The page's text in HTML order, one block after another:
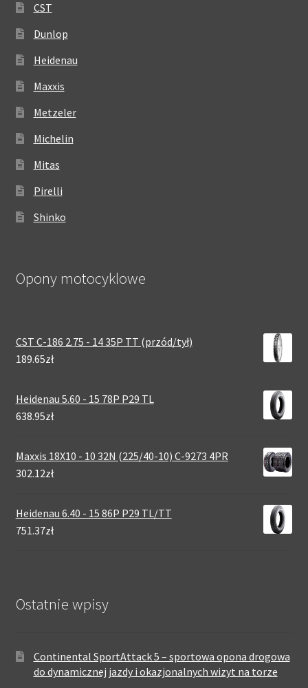
CST
Dunlop
Heidenau
Maxxis
Metzeler
Michelin
Mitas
Pirelli
Shinko
Opony motocyklowe
CST C-186 2.75 - 14 35P TT (przód/tył)
189.65zł
Heidenau 5.60 - 15 78P P29 TL
638.95zł
Maxxis 18X10 - 10 32N (225/40-10) C-9273 4PR
302.12zł
Heidenau 6.40 - 15 86P P29 TL/TT
751.37zł
Ostatnie wpisy
Continental SportAttack 5 – sportowa opona drogowa
do dynamicznej jazdy i okazjonalnych wizyt na torze